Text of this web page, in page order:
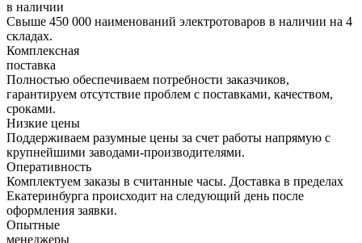
в наличии
Свыше 450 000 наименований электротоваров в наличии на 4
складах.
Комплексная
поставка
Полностью обеспечиваем потребности заказчиков,
гарантируем отсутствие проблем с поставками, качеством,
сроками.
Низкие цены
Поддерживаем разумные цены за счет работы напрямую с
крупнейшими заводами-производителями.
Оперативность
Комплектуем заказы в считанные часы. Доставка в пределах
Екатеринбурга происходит на следующий день после
оформления заявки.
Опытные
менеджеры